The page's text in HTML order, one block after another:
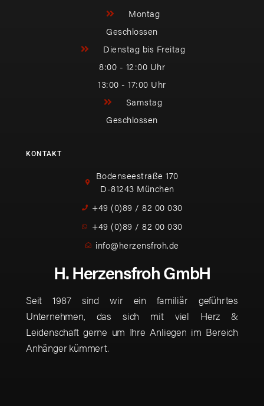
Montag
Geschlossen
Dienstag bis Freitag
8:00 - 12:00 Uhr
13:00 - 17:00 Uhr
Samstag
Geschlossen
KONTAKT
Bodenseestraße 170
D-81243 München
+49 (0)89 / 82 00 030
+49 (0)89 / 82 00 030
info@herzensfroh.de
H. Herzensfroh GmbH
Seit 1987 sind wir ein familiär geführtes
Unternehmen, das sich mit viel Herz &
Leidenschaft gerne um Ihre Anliegen im Bereich
Anhänger kümmert.